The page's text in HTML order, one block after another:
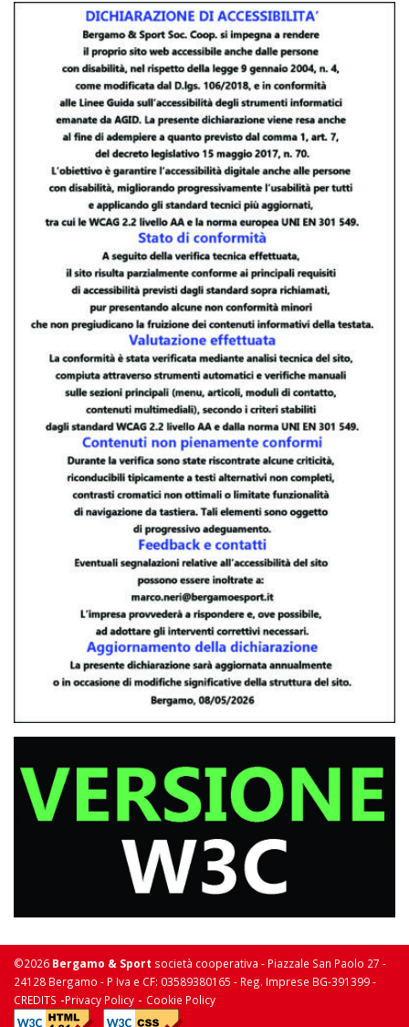
©2026 Bergamo & Sport società cooperativa - Piazzale San Paolo 27 -
24128 Bergamo - P Iva e CF: 03589380165 - Reg. Imprese BG-391399 -
CREDITS -Privacy Policy - Cookie Policy